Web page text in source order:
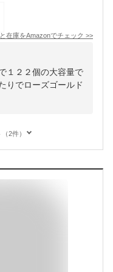
在庫をAmazonでチェック >>
１２２個の大容量で
りでローズゴールド
2件）